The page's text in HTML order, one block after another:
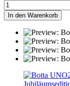
In den Warenkorb